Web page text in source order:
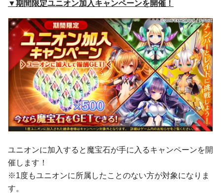
▼期間限定ユニオン加入キャンペーンを開催！
ユニオンに加入すると魔宝石が手に入るキャンペーンを開
催します！
※1度もユニオンに所属したことのない方が対象になりま
す。